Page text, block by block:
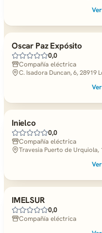
Oscar Paz Expósito
0,0
Compañía eléctrica
C. Isadora Duncan, 6, 28919
Inielco
0,0
Compañía eléctrica
Travesia Puerto de Urquiola,
IMELSUR
0,0
Compañía eléctrica